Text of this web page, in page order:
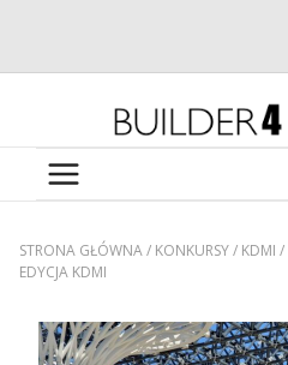
STRONA GŁÓWNA/ KONKURSY/ KDMI /
EDYCJA KDMI